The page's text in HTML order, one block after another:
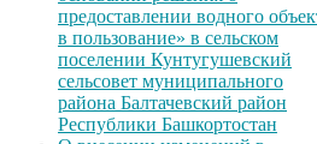
предоставлении водного
в пользование» в сельском
поселении Кунтугушевский
сельсовет муниципального
района Балтачевский район
Республики Башкортостан